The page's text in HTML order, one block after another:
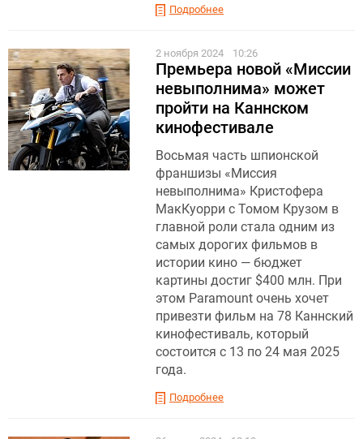
Подробнее
2 ноября 2024 10:26
Премьера новой «Миссии
невыполнима» может
пройти на Каннском
кинофестивале
Восьмая часть шпионской
франшизы «Миссия
невыполнима» Кристофера
МакКуорри с Томом Крузом в
главной роли стала одним из
самых дорогих фильмов в
истории кино — бюджет
картины достиг $400 млн. При
этом Paramount очень хочет
привезти фильм на 78 Каннский
кинофестиваль, который
состоится с 13 по 24 мая 2025
года.
Подробнее